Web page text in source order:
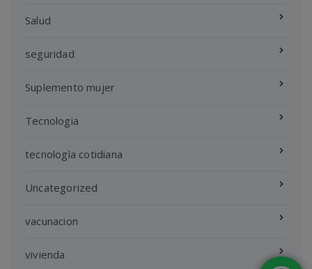
Salud
seguridad
Suplemento mujer
Tecnologia
tecnologìa cotidiana
Uncategorized
vacunacion
vivienda